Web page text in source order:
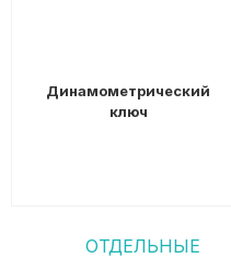
Динамометрический
ключ
ОТДЕЛЬНЫЕ